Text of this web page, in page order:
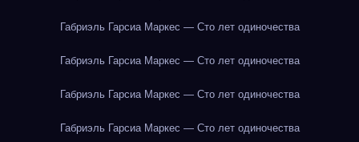
Габриэль Гарсиа Маркес — Сто лет одиночества
Габриэль Гарсиа Маркес — Сто лет одиночества
Габриэль Гарсиа Маркес — Сто лет одиночества
Габриэль Гарсиа Маркес — Сто лет одиночества